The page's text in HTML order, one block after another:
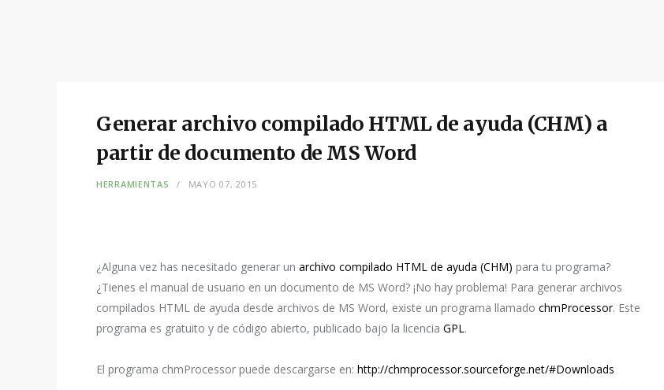
Generar archivo compilado HTML de ayuda (CHM) a
partir de documento de MS Word
HERRAMIENTAS MAYO 07, 2015
¿Alguna vez has necesitado generar un archivo compilado HTML de ayuda (CHM) para tu programa?
¿Tienes el manual de usuario en un documento de MS Word? ¡No hay problema! Para generar archivos
compilados HTML de ayuda desde archivos de MS Word, existe un programa llamado chmProcessor. Este
programa es gratuito y de código abierto, publicado bajo la licencia GPL.
El programa chmProcessor puede descargarse en: http://chmprocessor.sourceforge.net/#Downloads